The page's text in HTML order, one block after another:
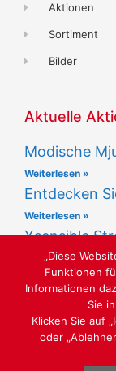
Aktionen
Sortiment
Bilder
Aktuelle
Modische
Weiterlesen »
Entdecken
Weiterlesen »
Xsensible
Weiterlesen »
„Diese
Funktionen
Informationen
Sie
Klicken Sie auf
oder